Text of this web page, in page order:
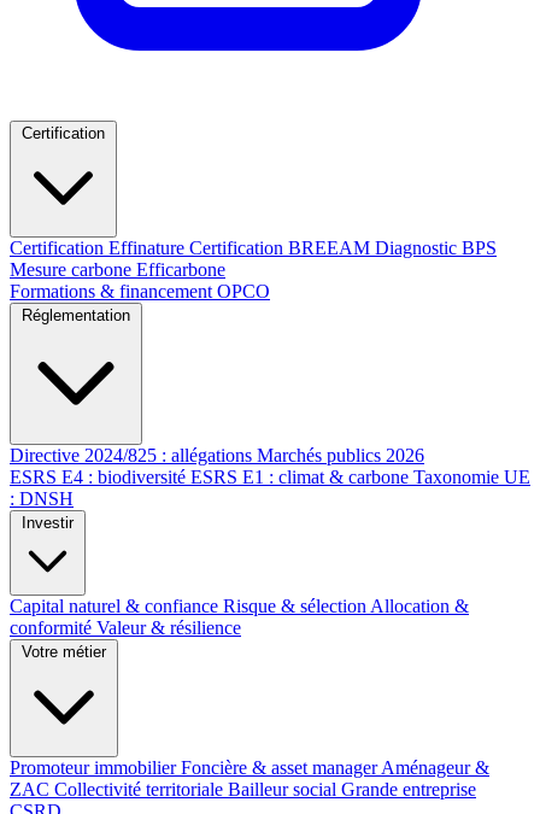
Certification
Certification Effinature Certification BREEAM Diagnostic BPS
Mesure carbone Efficarbone
Formations & financement OPCO
Réglementation
Directive 2024/825 : allégations Marchés publics 2026
ESRS E4 : biodiversité ESRS E1 : climat & carbone Taxonomie UE
: DNSH
Investir
Capital naturel & confiance Risque & sélection Allocation &
conformité Valeur & résilience
Votre métier
Promoteur immobilierFoncière & asset managerAménageur &
ZAC Collectivité territoriale Bailleur social Grande entreprise